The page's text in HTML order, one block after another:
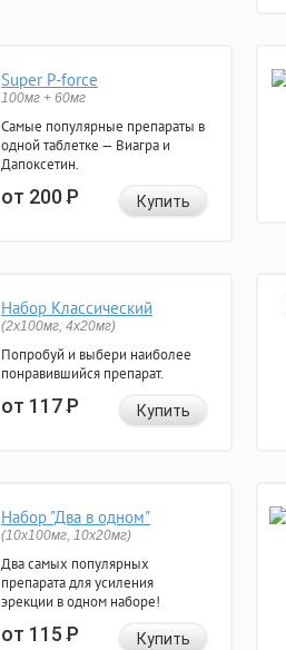
Super P-force
100мг + 60мг
Самые популярные препараты в
одной таблетке — Виагра и
Дапоксетин.
от 200Р Купить
Набор Классический
(2x100мг, 4x20мг)
Попробуй и выбери наиболее
понравившийся препарат.
от 117Р Купить
Набор "Два в одном"
(10x100мг, 10x20мг)
Два самых популярных
препарата для усиления
эрекции в одном наборе!
от 115Р Купить